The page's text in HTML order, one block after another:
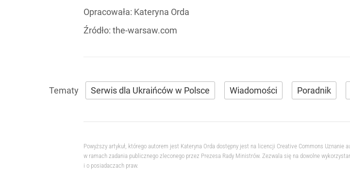
Opracowała: Kateryna Orda
Źródło: the-warsaw.com
Serwis dla Ukraińców w Polsce Wiadomości Poradnik
Powyższy artykuł, którego autorem jest Kateryna Orda dostępny jest na licencji Creative Commons
w ramach zadania publicznego zleconego przez Prezesa Rady Ministrów. Zezwala się na dowolne
i o posiadaczach praw.